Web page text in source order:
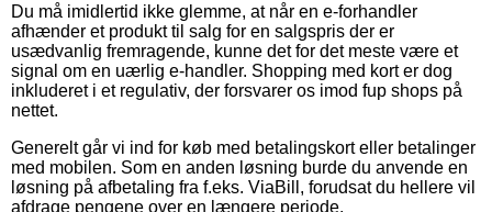
Du må imidlertid ikke glemme, at når en e-forhandler
afhænder et produkt til salg for en salgspris der er
usædvanlig fremragende, kunne det for det meste være et
signal om en uærlig e-handler. Shopping med kort er dog
inkluderet i et regulativ, der forsvarer os imod fup shops på
nettet.
Generelt går vi ind for køb med betalingskort eller betalinger
med mobilen. Som en anden løsning burde du anvende en
løsning på afbetaling fra f.eks. ViaBill, forudsat du hellere vil
afdrage pengene over en længere periode.